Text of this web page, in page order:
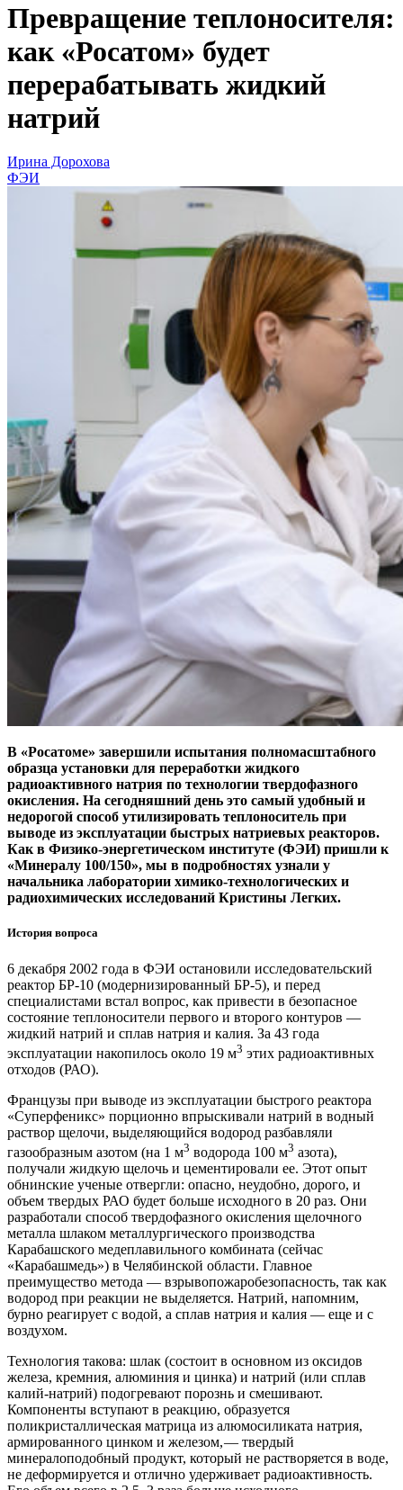
Превращение теплоносителя:
как «Росатом» будет
перерабатывать жидкий
натрий
Ирина Дорохова
ФЭИ
В «Росатоме» завершили испытания полномасштабного
образца установки для переработки жидкого
радиоактивного натрия по технологии твердофазного
окисления. На сегодняшний день это самый удобный и
недорогой способ утилизировать теплоноситель при
выводе из эксплуатации быстрых натриевых реакторов.
Как в Физико-энергетическом институте (ФЭИ) пришли к
«Минералу 100/150», мы в подробностях узнали у
начальника лаборатории химико­-технологических и
радиохимических исследований Кристины Легких.
История вопроса
6 декабря 2002 года в ФЭИ остановили исследовательский
реактор БР‑10 (модернизированный БР‑5), и перед
специалистами встал вопрос, как привести в безопасное
состояние теплоносители первого и второго контуров — ​
жидкий натрий и сплав натрия и калия. За 43 года
эксплуатации накопилось около 19 м3 этих радиоактивных
отходов (РАО).
Французы при выводе из эксплуатации быстрого реактора
«Суперфеникс» порционно впрыскивали натрий в водный
раствор щелочи, выделяющийся водород разбавляли
газообразным азотом (на 1 м3 водорода 100 м3 азота),
получали жидкую щелочь и цементировали ее. Этот опыт
обнинские ученые отвергли: опасно, неудобно, дорого, и
объем твердых РАО будет больше исходного в 20 раз. Они
разработали способ твердофазного окисления щелочного
металла шлаком металлургического производства
Карабашского медеплавильного комбината (сейчас
«Карабашмедь») в Челябинской области. Главное
преимущество метода — ​взрывопожаробезопасность, так как
водород при реакции не выделяется. Натрий, напомним,
бурно реагирует с водой, а сплав натрия и калия — ​еще и с
воздухом.
Технология такова: шлак (состоит в основном из оксидов
железа, кремния, алюминия и цинка) и натрий (или сплав
калий-натрий) подогревают порознь и смешивают.
Компоненты вступают в реакцию, образуется
поликристаллическая матрица из алюмосиликата натрия,
армированного цинком и железом, — ​твердый
минералоподобный продукт, который не растворяется в воде,
не деформируется и отлично удерживает радиоактивность.